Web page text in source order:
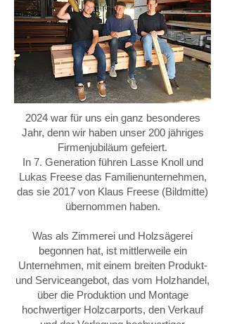
2024 war für uns ein ganz besonderes
Jahr, denn wir haben unser 200 jähriges
Firmenjubiläum gefeiert.
In 7. Generation führen Lasse Knoll und
Lukas Freese das Familienunternehmen,
das sie 2017 von Klaus Freese (Bildmitte)
übernommen haben.
Was als Zimmerei und Holzsägerei
begonnen hat, ist mittlerweile ein
Unternehmen, mit einem breiten Produkt-
und Serviceangebot, das vom Holzhandel,
über die Produktion und Montage
hochwertiger Holzcarports, den Verkauf